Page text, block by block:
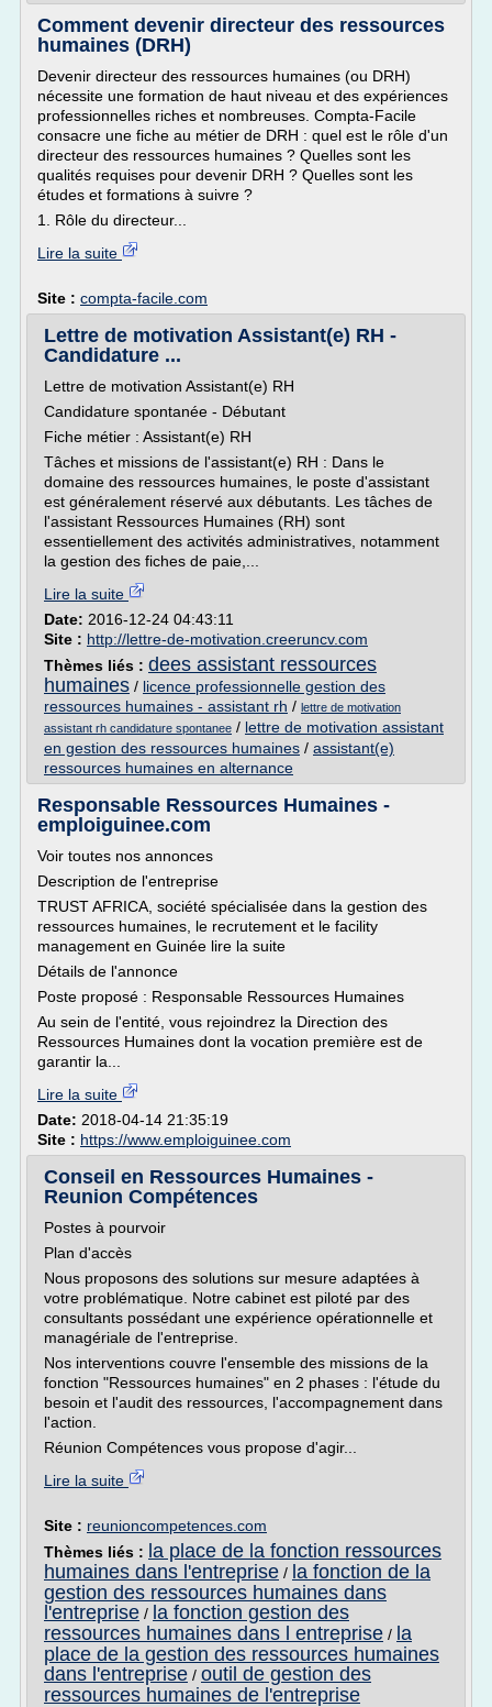
Comment devenir directeur des ressources
humaines (DRH)
Devenir directeur des ressources humaines (ou DRH)
nécessite une formation de haut niveau et des expériences
professionnelles riches et nombreuses. Compta-Facile
consacre une fiche au métier de DRH : quel est le rôle d'un
directeur des ressources humaines ? Quelles sont les
qualités requises pour devenir DRH ? Quelles sont les
études et formations à suivre ?
1. Rôle du directeur...
Lire la suite
Site : compta-facile.com
Lettre de motivation Assistant(e) RH -
Candidature ...
Lettre de motivation Assistant(e) RH
Candidature spontanée - Débutant
Fiche métier : Assistant(e) RH
Tâches et missions de l'assistant(e) RH : Dans le
domaine des ressources humaines, le poste d'assistant
est généralement réservé aux débutants. Les tâches de
l'assistant Ressources Humaines (RH) sont
essentiellement des activités administratives, notamment
la gestion des fiches de paie,...
Lire la suite
Date: 2016-12-24 04:43:11
Site : http://lettre-de-motivation.creeruncv.com
Thèmes liés : dees assistant ressources
humaines / licence professionnelle gestion des
ressources humaines - assistant rh / lettre de motivation
assistant rh candidature spontanee / lettre de motivation assistant
en gestion des ressources humaines / assistant(e)
ressources humaines en alternance
Responsable Ressources Humaines -
emploiguinee.com
Voir toutes nos annonces
Description de l'entreprise
TRUST AFRICA, société spécialisée dans la gestion des
ressources humaines, le recrutement et le facility
management en Guinée lire la suite
Détails de l'annonce
Poste proposé : Responsable Ressources Humaines
Au sein de l'entité, vous rejoindrez la Direction des
Ressources Humaines dont la vocation première est de
garantir la...
Lire la suite
Date: 2018-04-14 21:35:19
Site : https://www.emploiguinee.com
Conseil en Ressources Humaines -
Reunion Compétences
Postes à pourvoir
Plan d'accès
Nous proposons des solutions sur mesure adaptées à
votre problématique. Notre cabinet est piloté par des
consultants possédant une expérience opérationnelle et
managériale de l'entreprise.
Nos interventions couvre l'ensemble des missions de la
fonction "Ressources humaines" en 2 phases : l'étude du
besoin et l'audit des ressources, l'accompagnement dans
l'action.
Réunion Compétences vous propose d'agir...
Lire la suite
Site : reunioncompetences.com
Thèmes liés : la place de la fonction ressources
humaines dans l'entreprise / la fonction de la
gestion des ressources humaines dans
l'entreprise / la fonction gestion des
ressources humaines dans l entreprise / la
place de la gestion des ressources humaines
dans l'entreprise / outil de gestion des
ressources humaines de l'entreprise